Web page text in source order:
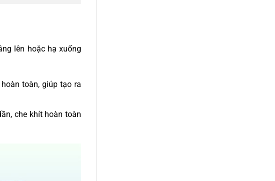
lên hoặc hạ xuống
toàn, giúp tạo ra
che khít hoàn toàn